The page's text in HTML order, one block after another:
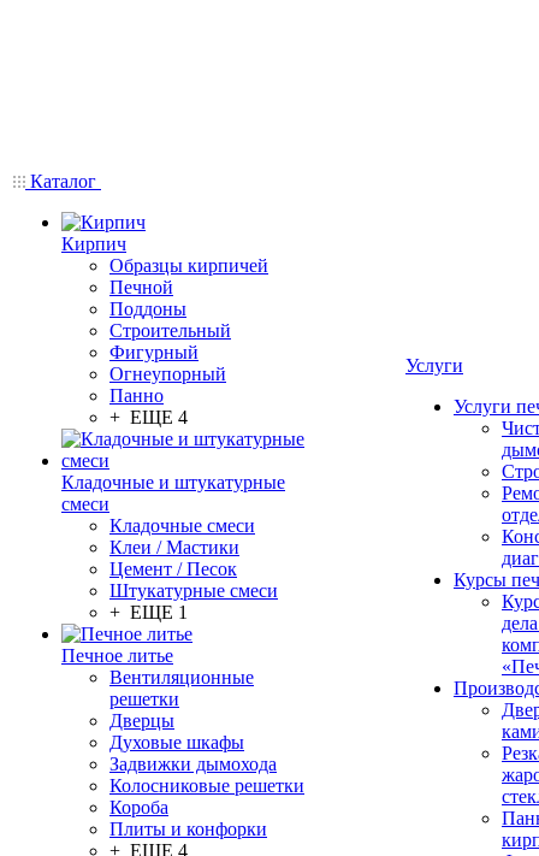
Каталог
Кирпич
Образцы кирпичей
Печной
Поддоны
Строительный
Фигурный
Огнеупорный
Панно
+ ЕЩЕ 4
Кладочные и штукатурные
смеси
Кладочные смеси
Клеи / Мастики
Цемент / Песок
Штукатурные смеси
+ ЕЩЕ 1
Печное литье
Вентиляционные
решетки
Дверцы
Духовые шкафы
Задвижки дымохода
Колосниковые решетки
Короба
Плиты и конфорки
+ ЕЩЕ 4
Услуги
Услуги
Курсы